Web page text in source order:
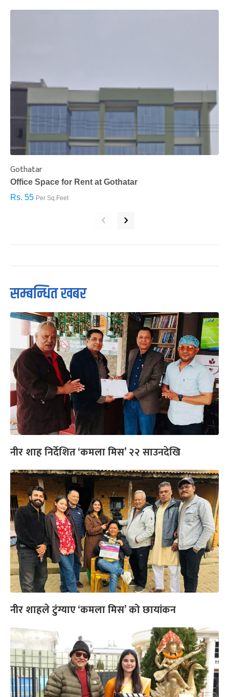
Gothatar
Office Space for Rent at Gothatar
Rs. 55 Per Sq.Feet
‹ ›
सम्बन्धित खबर
नीर शाह निर्देशित ‘कमला मिस’ २२ साउनदेखि
नीर शाहले टुंग्याए ‘कमला मिस’ को छायांकन